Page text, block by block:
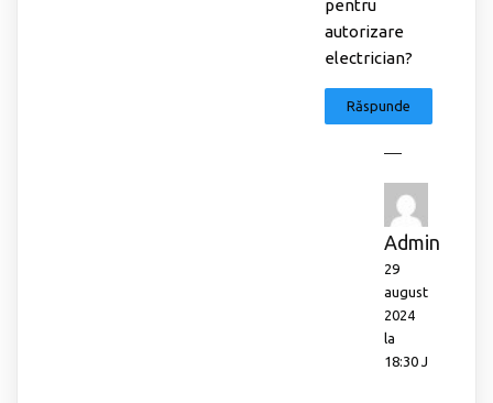
pentru
autorizare
electrician?
Răspunde
Admin
29
august
2024
la
18:30 J